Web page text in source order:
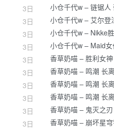
3日
小仓千代w – 链锯
3日
小仓千代w – 艾尔登
3日
小仓千代w – Nikke
3日
小仓千代w – Maid
3日
香草奶喵 – 胜利女
3日
香草奶喵 – 鸣潮 长
3日
香草奶喵 – 鸣潮 长
3日
香草奶喵 – 鸣潮 长
3日
香草奶喵 – 鬼灭之
3日
香草奶喵 – 崩坏星